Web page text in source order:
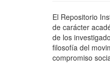
El Repositorio
de carácter
de los
filosofía del
compromiso